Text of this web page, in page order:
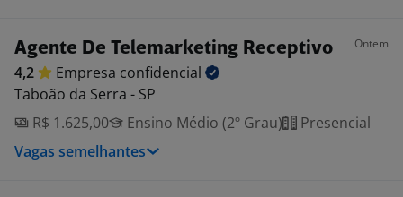
Agente De Telemarketing Receptivo Ontem
4,2 Empresa confidencial
Taboão da Serra - SP
R$ 1.625,00
Ensino Médio (2º Grau)
Presencial
Vagas semelhantes